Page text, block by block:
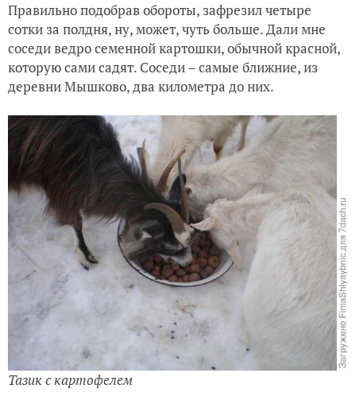
Правильно подобрав обороты, зафрезил четыре
сотки за полдня, ну, может, чуть больше. Дали мне
соседи ведро семенной картошки, обычной красной,
которую сами садят. Соседи – самые ближние, из
деревни Мышково, два километра до них.
Тазик с картофелем